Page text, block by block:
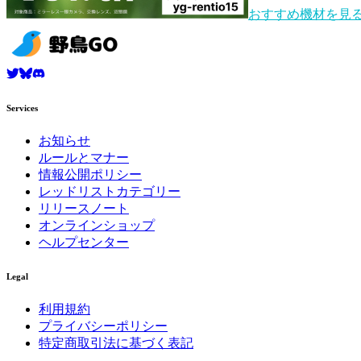
おすすめ機材を見
Services
お知らせ
ルールとマナー
情報公開ポリシー
レッドリストカテゴリー
リリースノート
オンラインショップ
ヘルプセンター
Legal
利用規約
プライバシーポリシー
特定商取引法に基づく表記